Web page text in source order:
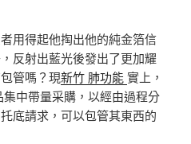
得起他掏出他的純金箔信
反射出藍光後發出了更加耀
管嗎？現新竹 肺功能實上，
集中帶量采購，以經由過程分
底請求，可以包管其東西的